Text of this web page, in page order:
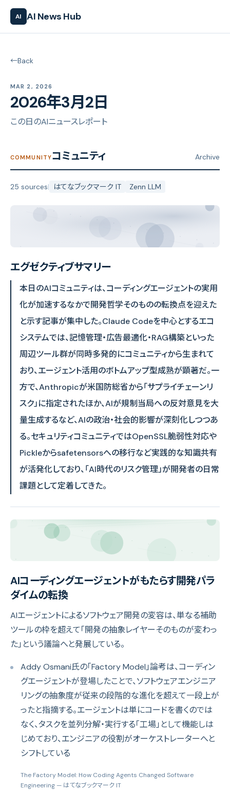
AI AI News Hub
←Back
MAR 2, 2026
2026年3月2日
この日のAIニュースレポート
COMMUNITYコミュニティ Archive
25 sources| はてなブックマーク IT Zenn LLM
エグゼクティブサマリー
本日のAIコミュニティは、コーディングエージェントの実用
化が加速するなかで開発哲学そのものの転換点を迎えた
と示す記事が集中した。Claude Codeを中心とするエコ
システムでは、記憶管理・広告最適化・RAG構築といった
周辺ツール群が同時多発的にコミュニティから生まれて
おり、エージェント活用のボトムアップ型成熟が顕著だ。一
方で、Anthropicが米国防総省から「サプライチェーンリ
スク」に指定されたほか、AIが規制当局への反対意見を大
量生成するなど、AIの政治・社会的影響が深刻化しつつあ
る。セキュリティコミュニティではOpenSSL脆弱性対応や
Pickleからsafetensorsへの移行など実践的な知識共有
が活発化しており、「AI時代のリスク管理」が開発者の日常
課題として定着してきた。
AIコーディングエージェントがもたらす開発パラ
ダイムの転換
AIエージェントによるソフトウェア開発の変容は、単なる補助
ツールの枠を超えて「開発の抽象レイヤーそのものが変わっ
た」という議論へと発展している。
Addy Osmani氏の「Factory Model」論考は、コーディン
グエージェントが登場したことで、ソフトウェアエンジニア
リングの抽象度が従来の段階的な進化を超えて一段上が
ったと指摘する。エージェントは単にコードを書くのでは
なく、タスクを並列分解・実行する「工場」として機能しは
じめており、エンジニアの役割がオーケストレーターへと
シフトしている
The Factory Model: How Coding Agents Changed Software
Engineering — はてなブックマーク IT